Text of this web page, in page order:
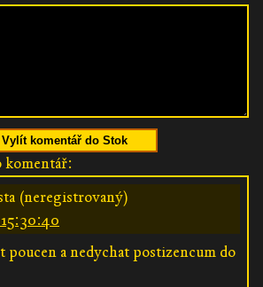
Vylít komentář do Stok
komentář:
(neregistrovaný)
poucen a nedychat postizencum do